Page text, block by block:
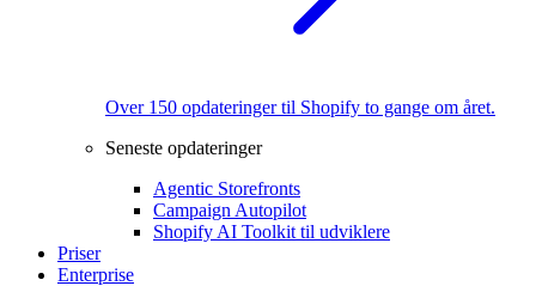
Over 150 opdateringer til Shopify to gange om året.
Seneste opdateringer
Agentic Storefronts
Campaign Autopilot
Shopify AI Toolkit til udviklere
Priser
Enterprise